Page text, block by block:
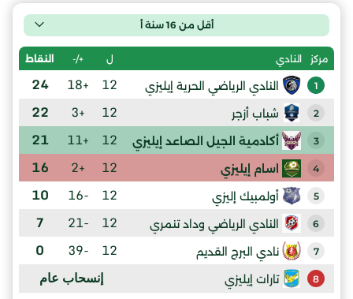
أقل من 16 سنة أ
مركز النادي ل +/- النقاط
1 النادي الرياضي الحرية إيليزي 12
+18
24
2 شباب أزجر 12
+3
22
3 أكادمية الجيل الصاعد إيليزي 12
+11
21
4 اسام إيليزي 12
+2
16
5 أولمبيك إليزي 12
-16
10
6 النادي الرياضي وداد تنمري 12
-21
7
7 نادي البرج القديم 12
-39
0
8 تارات إيليزي إنسحاب عام